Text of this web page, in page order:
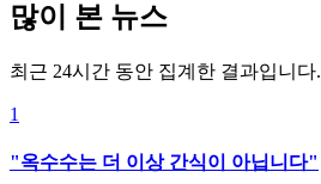
많이 본 뉴스
최근 24시간 동안 집계한 결과입니다.
1
"옥수수는 더 이상 간식이 아닙니다"